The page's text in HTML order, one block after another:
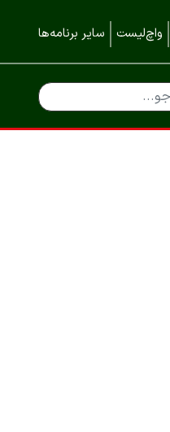
واچ‌لیست سایر برنامه‌ها